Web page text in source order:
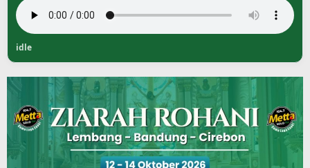
idle